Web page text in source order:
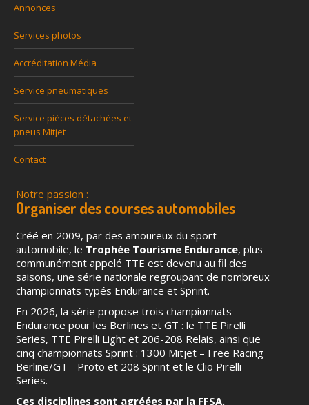
Annonces
Services photos
Accréditation Média
Service pneumatiques
Service pièces détachées et
pneus Mitjet
Contact
Notre passion :
Organiser des courses automobiles
Créé en 2009, par des amoureux du sport
automobile, le Trophée Tourisme Endurance, plus
communément appelé TTE est devenu au fil des
saisons, une série nationale regroupant de nombreux
championnats typés Endurance et Sprint.
En 2026, la série propose trois championnats
Endurance pour les Berlines et GT : le TTE Pirelli
Series, TTE Pirelli Light et 206-208 Relais, ainsi que
cinq championnats Sprint : 1300 Mitjet – Free Racing
Berline/GT - Proto et 208 Sprint et le Clio Pirelli
Series.
Ces disciplines sont agréées par la FFSA.